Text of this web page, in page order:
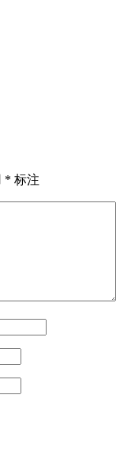
* 标注